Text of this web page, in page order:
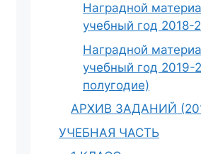
Наградной
учебный год 2018-
Наградной
учебный год 2019-
полугодие)
АРХИВ ЗАДАНИЙ
УЧЕБНАЯ ЧАСТЬ